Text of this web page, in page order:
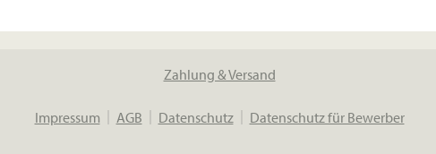
Zahlung & Versand
Impressum AGB Datenschutz
Datenschutz für Bewerber